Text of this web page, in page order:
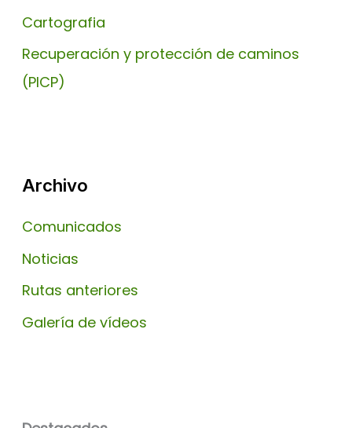
Cartografia
Recuperación y protección de caminos
(PICP)
Archivo
Comunicados
Noticias
Rutas anteriores
Galería de vídeos